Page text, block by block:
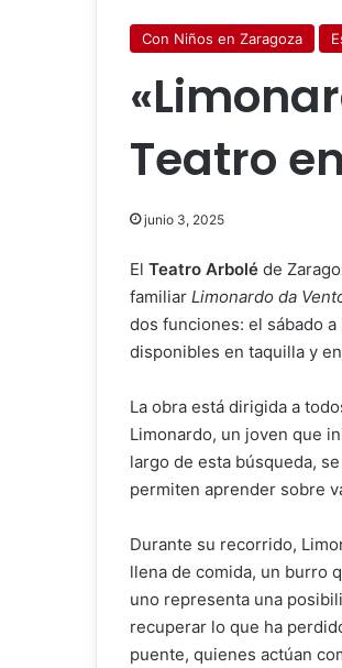
Con Niños en Zaragoza
Teatro
junio 3, 2025
El Teatro Arbolé de
familiar Limonardo da
dos funciones: el sábado
disponibles en taquilla y
La obra está dirigida a
Limonardo, un joven que
largo de esta búsqueda,
permiten aprender sobre
Durante su recorrido,
llena de comida, un burro
uno representa una
recuperar lo que ha
puente, quienes actúan